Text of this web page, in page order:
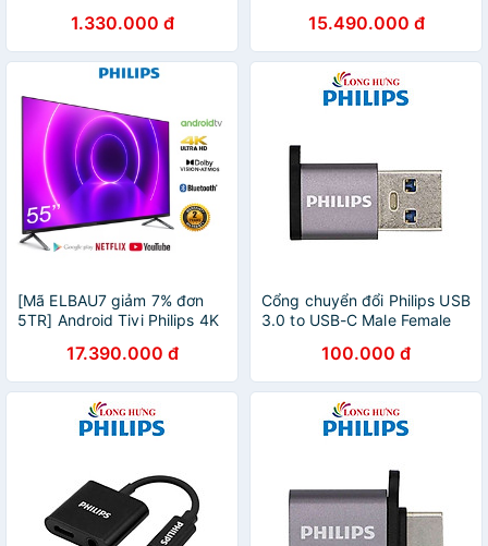
TAB5105/98, remote control
1.330.000 đ
Miễn Phí Lắp Đặt
15.490.000 đ
[Mã ELBAU7 giảm 7% đơn
5TR] Android Tivi Philips 4K
Miễn Phí Lắp Đặt
17.390.000 đ
Cổng chuyển đổi Philips USB
3.0 to USB-C Male Female
chính hãng100.000 đ